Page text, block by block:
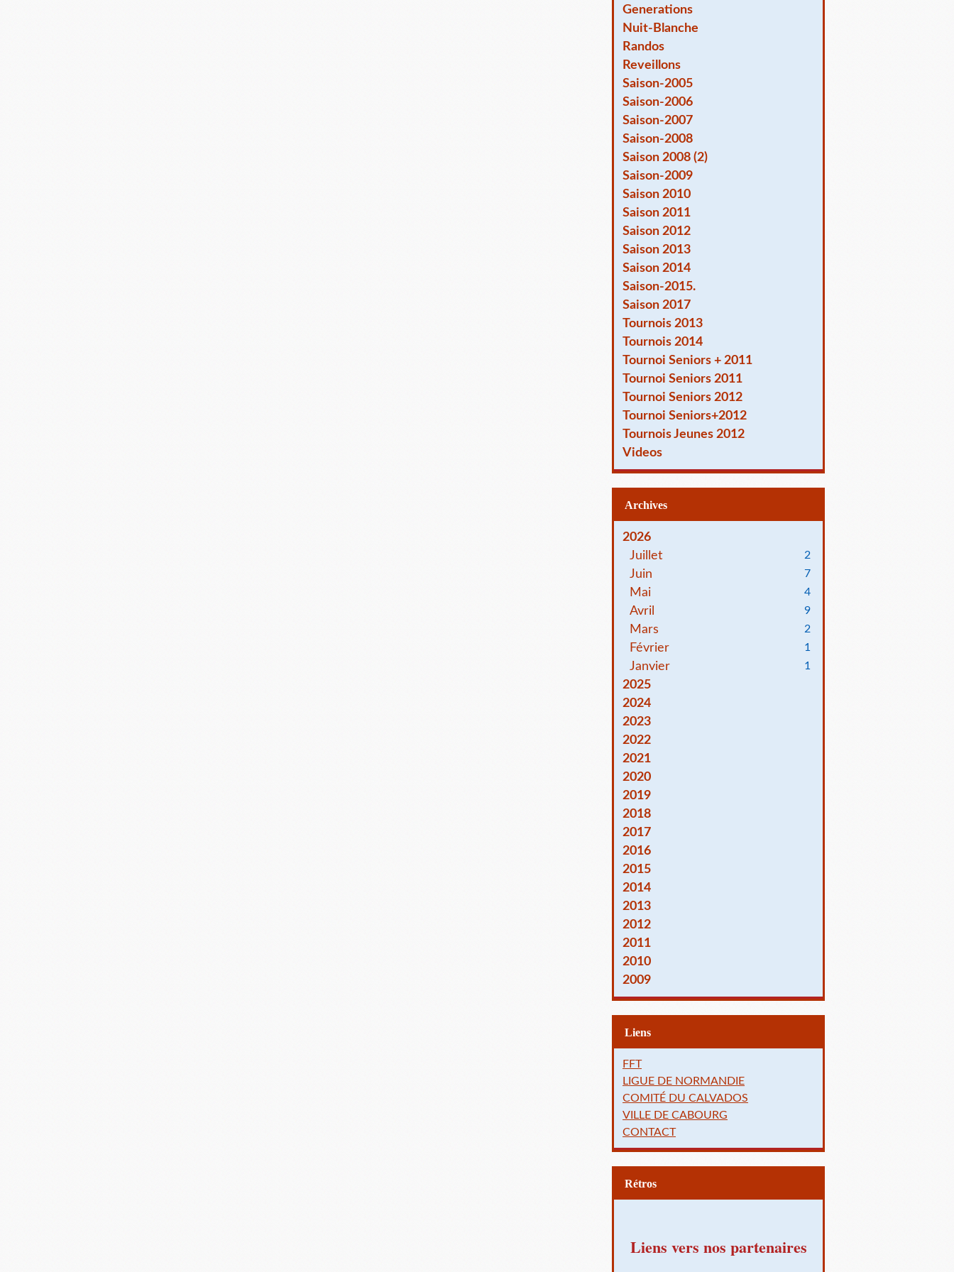
Generations
Nuit-Blanche
Randos
Reveillons
Saison-2005
Saison-2006
Saison-2007
Saison-2008
Saison 2008 (2)
Saison-2009
Saison 2010
Saison 2011
Saison 2012
Saison 2013
Saison 2014
Saison-2015.
Saison 2017
Tournois 2013
Tournois 2014
Tournoi Seniors + 2011
Tournoi Seniors 2011
Tournoi Seniors 2012
Tournoi Seniors+2012
Tournois Jeunes 2012
Videos
Archives
2026
Juillet
2
Juin 7
Mai 4
Avril 9
Mars 2
Février 1
Janvier 1
2025
2024
2023
2022
2021
2020
2019
2018
2017
2016
2015
2014
2013
2012
2011
2010
2009
Liens
FFT
LIGUE DE NORMANDIE
COMITÉ DU CALVADOS
VILLE DE CABOURG
CONTACT
Rétros
Liens vers nos partenaires